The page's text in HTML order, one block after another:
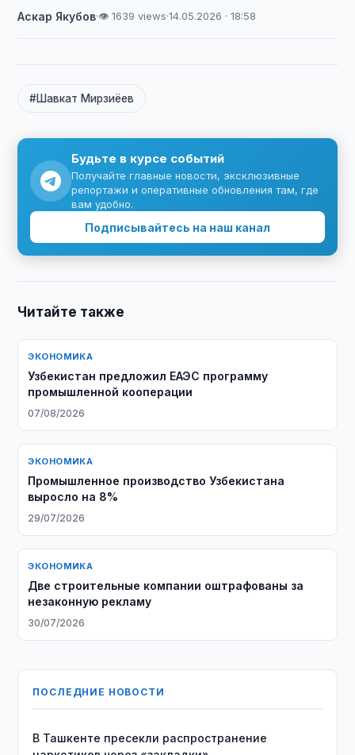
Аскар Якубов·👁 1639 views·14.05.2026 · 18:58
#Шавкат Мирзиёев
Будьте в курсе событий
Получайте главные новости, эксклюзивные
репортажи и оперативные обновления там, где
вам удобно.
Подписывайтесь на наш канал
Читайте также
ЭКОНОМИКА
Узбекистан предложил ЕАЭС программу
промышленной кооперации
07/08/2026
ЭКОНОМИКА
Промышленное производство Узбекистана
выросло на 8%
29/07/2026
ЭКОНОМИКА
Две строительные компании оштрафованы за
незаконную рекламу
30/07/2026
ПОСЛЕДНИЕ НОВОСТИ
В Ташкенте пресекли распространение